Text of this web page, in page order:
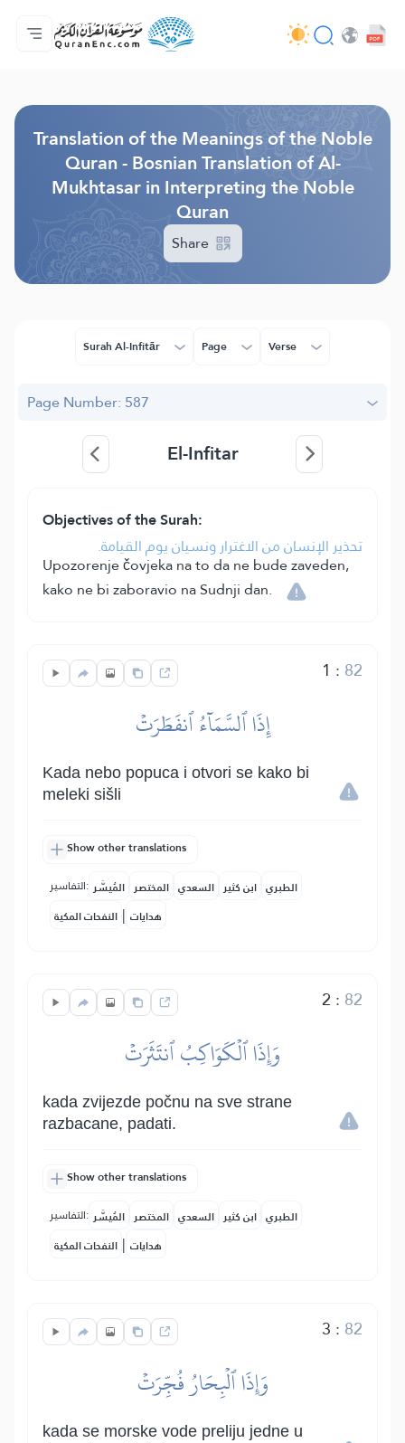
Home
Index of Translations
Audio
Developers' Services - API
About
Contact Us
Language
Translation of the Meanings of the Noble
Quran - Bosnian Translation of Al-
Mukhtasar in Interpreting the Noble
Quran
Share
Surah Al-Infitār Page Verse
Page Number: 587
El-Infitar
Objectives of the Surah:
تحذير الإنسان من الاغترار ونسيان يوم القيامة.
Upozorenje čovjeka na to da ne bude zaveden,
kako ne bi zaboravio na Sudnji dan.
1 : 82
إِذَا ٱلسَّمَآءُ ٱنفَطَرَتۡ
Kada nebo popuca i otvori se kako bi
meleki sišli
Show other translations
التفاسير: المُيسَّر المختصر السعدي ابن كثير الطبري
النفحات المكية | هدايات
2 : 82
وَإِذَا ٱلۡكَوَاكِبُ ٱنتَثَرَتۡ
kada zvijezde počnu na sve strane
razbacane, padati.
Show other translations
التفاسير: المُيسَّر المختصر السعدي ابن كثير الطبري
النفحات المكية | هدايات
3 : 82
وَإِذَا ٱلۡبِحَارُ فُجِّرَتۡ
kada se morske vode preliju jedne u